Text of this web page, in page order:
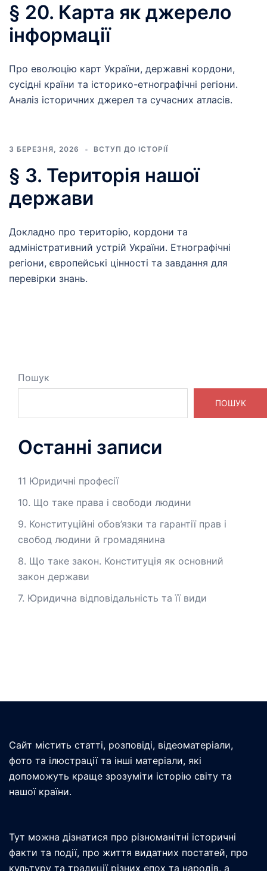
§ 20. Карта як джерело
інформації
Про еволюцію карт України, державні кордони,
сусідні країни та історико-етнографічні регіони.
Аналіз історичних джерел та сучасних атласів.
3 БЕРЕЗНЯ, 2026 ВСТУП ДО ІСТОРІЇ
§ 3. Територія нашої
держави
Докладно про територію, кордони та
адміністративний устрій України. Етнографічні
регіони, європейські цінності та завдання для
перевірки знань.
Пошук
ПОШУК
Останні записи
11 Юридичні професії
10. Що таке права і свободи людини
9. Конституційні обов’язки та гарантії прав і
свобод людини й громадянина
8. Що таке закон. Конституція як основний
закон держави
7. Юридична відповідальність та її види
Сайт містить статті, розповіді, відеоматеріали,
фото та ілюстрації та інші матеріали, які
допоможуть краще зрозуміти історію світу та
нашої країни.
Тут можна дізнатися про різноманітні історичні
факти та події, про життя видатних постатей, про
культуру та традиції різних епох та народів, а